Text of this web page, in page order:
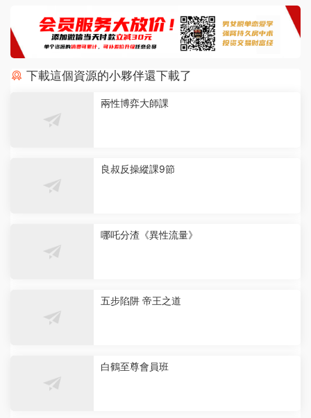
下載這個資源的小夥伴還下載了
兩性博弈大師課
良叔反操縱課9節
哪吒分渣《異性流量》
五步陷阱 帝王之道
白鶴至尊會員班